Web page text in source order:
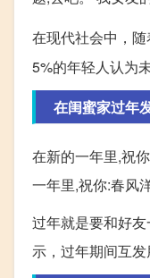
在现代社会中，
5%的年轻人认为
在闺蜜家过年
在新的一年里,祝
一年里,祝你:春风
过年就是要和好
示，过年期间互